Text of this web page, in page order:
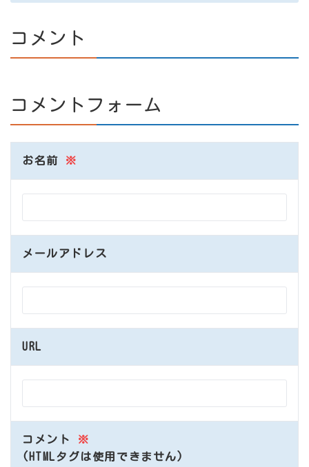
コメント
コメントフォーム
お名前 ※
メールアドレス
URL
コメント
※
(HTMLタグは使用できません)